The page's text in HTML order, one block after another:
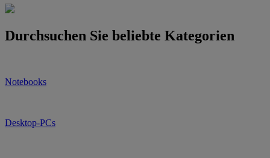
Durchsuchen Sie beliebte Kategorien
Notebooks
Desktop-PCs